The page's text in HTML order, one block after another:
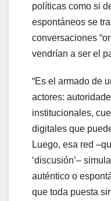
políticas como si
espontáneos se
conversaciones
vendrían a ser el
“Es el armado de
actores:
institucionales,
digitales que
Luego, esa red
‘discusión’–
auténtico o
que toda puesta